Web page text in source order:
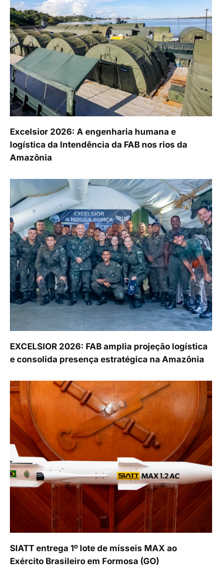
Excelsior 2026: A engenharia humana e
logística da Intendência da FAB nos rios da
Amazônia
EXCELSIOR 2026: FAB amplia projeção logística
e consolida presença estratégica na Amazônia
SIATT entrega 1º lote de mísseis MAX ao
Exército Brasileiro em Formosa (GO)